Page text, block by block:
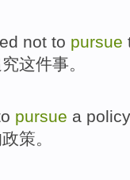
not to pursue
这件事。
pursue a policy
政策。